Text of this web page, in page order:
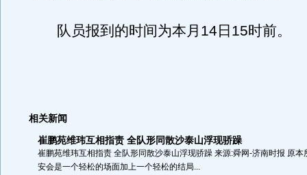
队员报到的时间为本月14日15时前。
相关新闻
崔鹏苑维玮互相指责 全队形同散沙泰山浮现骄躁
崔鹏苑维玮互相指责 全队形同散沙泰山浮现骄躁 来源:舜网-济南时报 原本
安会是一个轻松的场面加上一个轻松的结局...